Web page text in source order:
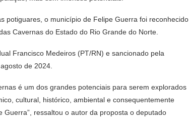
potiguares, o município de Felipe Guerra foi reconhecido
Cavernas do Estado do Rio Grande do Norte.
Francisco Medeiros (PT/RN) e sancionado pela
de 2024.
é um dos grandes potenciais para serem explorados
cultural, histórico, ambiental e consequentemente
ressaltou o autor da proposta o deputado